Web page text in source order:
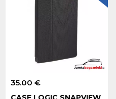
35.00 €